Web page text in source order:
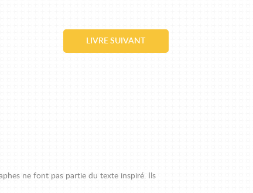
LIVRE SUIVANT
ne font pas partie du texte inspiré. Ils